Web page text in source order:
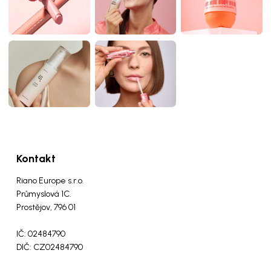
Kontakt
Riano Europe s.r.o.
Průmyslová 1C.
Prostějov, 796 01
IČ: 02484790
DIČ: CZ02484790